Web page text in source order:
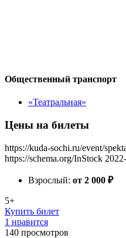
Общественный транспорт
«Театральная»
Цены на билеты
https://kuda-sochi.ru/event/
https://schema.org/InStock
Взрослый: от 2 000 ₽
5+
Купить билет
1 нравится
140 просмотров